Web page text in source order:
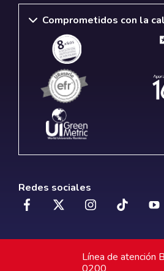
Comprometidos con la
Redes sociales
Línea de atención